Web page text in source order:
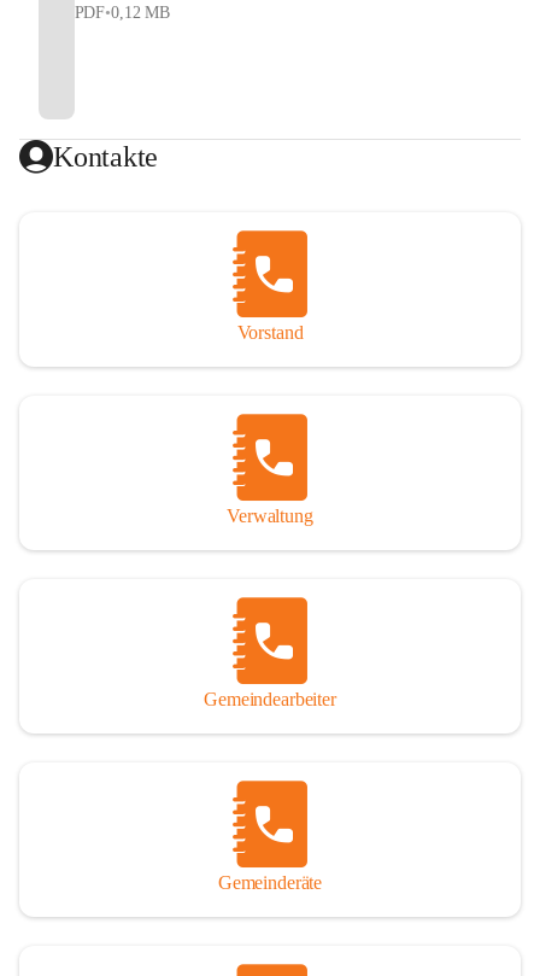
PDF•0,12 MB
Kontakte
Vorstand
Verwaltung
Gemeindearbeiter
Gemeinderäte